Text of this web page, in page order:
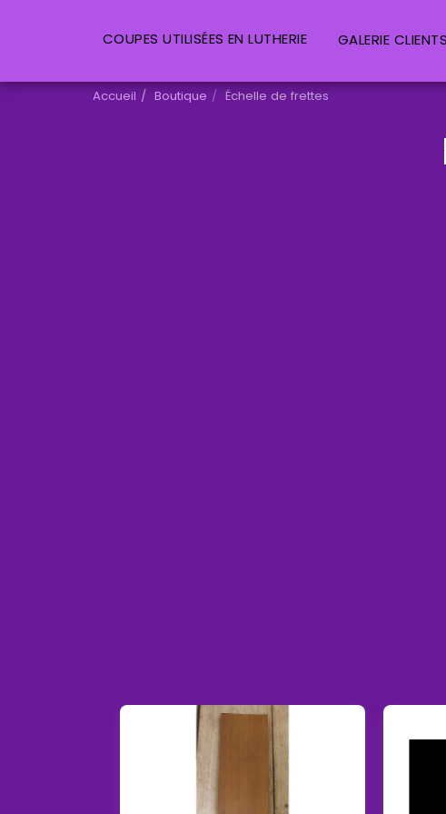
COUPES UTILISÉES EN LUTHERIE GALERIE CLIENTS
Accueil Boutique Échelle de frettes